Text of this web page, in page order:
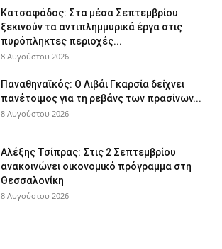
Κατσαφάδος: Στα μέσα Σεπτεμβρίου
ξεκινούν τα αντιπλημμυρικά έργα στις
πυρόπληκτες περιοχές...
8 Αυγούστου 2026
Παναθηναϊκός: Ο Λιβάι Γκαρσία δείχνει
πανέτοιμος για τη ρεβάνς των πρασίνων...
8 Αυγούστου 2026
Αλέξης Τσίπρας: Στις 2 Σεπτεμβρίου
ανακοινώνει οικονομικό πρόγραμμα στη
Θεσσαλονίκη
8 Αυγούστου 2026